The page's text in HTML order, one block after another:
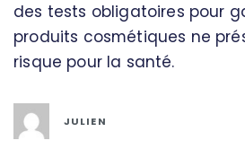
des tests obligatoires pour
produits cosmétiques ne
risque pour la santé.
JULIEN